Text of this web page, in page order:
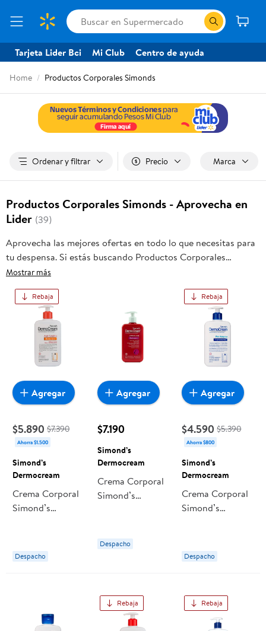
Tarjeta Lider Bci Mi Club Centro de ayuda
Home Productos Corporales Simonds
Ordenar y filtrar Precio Marca
Productos Corporales Simonds - Aprovecha en
Lider (39)
Aprovecha las mejores ofertas en todo lo que necesitas para
tu despensa. Si estás buscando Productos Corporales
Simonds, frutas frescas, carnes, pan o productos para el
online con despacho a domicilio o retiro en tienda, y haz que
esta oportunidad sea realmente conveniente para ti y tu
familia.
Mostrar más
Rebaja
$5.890 $7.390
Ahorra $1.500
Simond’s
Dermocream
Crema Corporal
Simond’s
Reductora
Despacho
Agregar
$7.190
Simond’s
Dermocream
Crema Corporal
Simond’s
Maternal Care
Embarazo
Despacho
Agregar
Rebaja
$4.590 $5.390
Ahorra $800
Simond’s
Dermocream
Crema Corporal
Simond’s
Humectante
Despacho
Agregar
Rebaja Rebaja